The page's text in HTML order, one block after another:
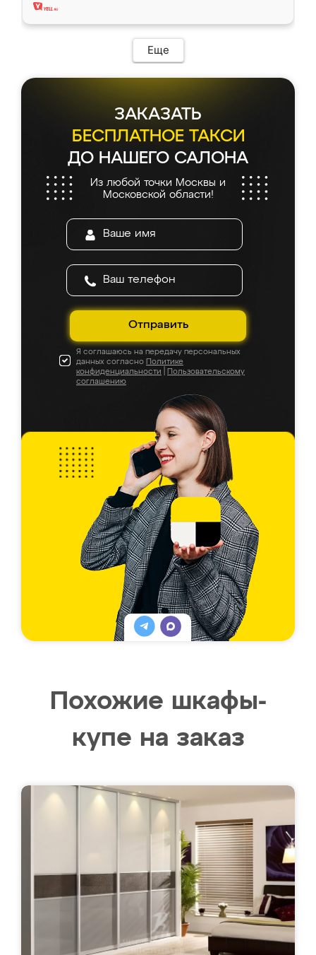
Еще
ЗАКАЗАТЬ
БЕСПЛАТНОЕ ТАКСИ
ДО НАШЕГО САЛОНА
Из любой точки Москвы и
Московской области!
Отправить
Я соглашаюсь на передачу персональных
данных согласно Политике
конфиденциальности
Пользовательскому
соглашению
Похожие шкафы-
купе на заказ